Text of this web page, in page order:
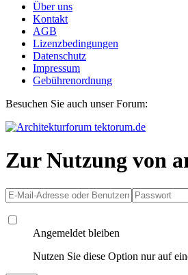
Über uns
Kontakt
AGB
Lizenzbedingungen
Datenschutz
Impressum
Gebührenordnung
Besuchen Sie auch unser Forum:
Zur Nutzung von
Angemeldet bleiben
Nutzen Sie diese Option nur auf